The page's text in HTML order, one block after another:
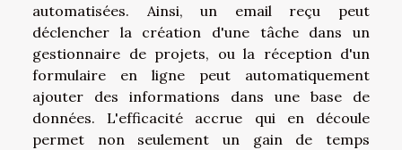
automatisées. Ainsi, un email reçu peut
déclencher la création d'une tâche dans un
gestionnaire de projets, ou la réception d'un
formulaire en ligne peut automatiquement
ajouter des informations dans une base de
données. L'efficacité accrue qui en découle
permet non seulement un gain de temps